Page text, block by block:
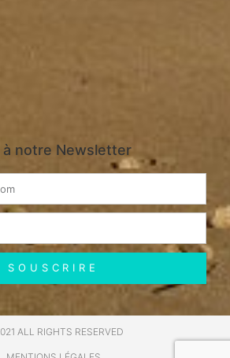
notre Newsletter
SOUSCRIRE
ALL RIGHTS RESERVED​